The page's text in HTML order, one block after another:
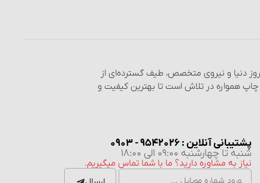
دنیا و نیروی متخصص، طیف گسترده‌ای از
همواره در تلاش است تا بهترین کیفیت و
پشتیبانی آنلاین : 9542026 - 0903
شنبه تا چهارشنبه 09:00 الی 18:00
نیاز به مشاوره دارید؟ ما با شما تماس میگیریم.